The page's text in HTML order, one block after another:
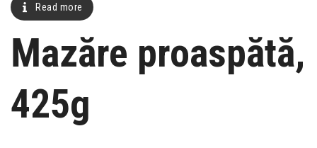
Read more
Mazăre proaspătă,
425g